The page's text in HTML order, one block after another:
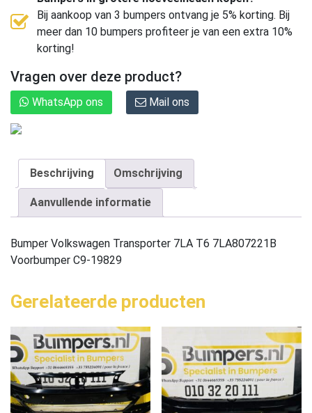
Bij aankoop van 3 bumpers ontvang je 5% korting. Bij
meer dan 10 bumpers profiteer je van een extra 10%
korting!
Vragen over deze product?
WhatsApp ons Mail ons
Beschrijving Omschrijving
Aanvullende informatie
Bumper Volkswagen Transporter 7LA T6 7LA807221B
Voorbumper C9-19829
Gerelateerde producten